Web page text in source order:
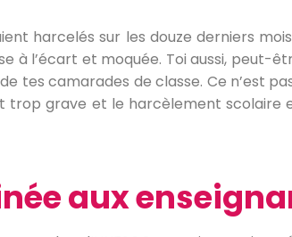
harcelés sur les douze derniers
à l’écart et moquée. Toi aussi, peut-
tes camarades de classe. Ce n’est
trop grave et le harcèlement scolaire
aux